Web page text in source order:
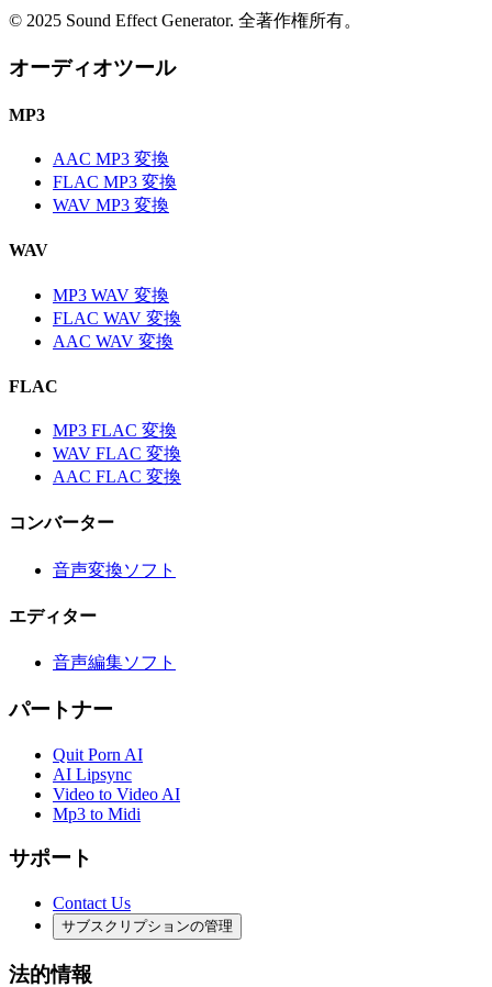
© 2025 Sound Effect Generator. 全著作権所有。
オーディオツール
MP3
AAC MP3 変換
FLAC MP3 変換
WAV MP3 変換
WAV
MP3 WAV 変換
FLAC WAV 変換
AAC WAV 変換
FLAC
MP3 FLAC 変換
WAV FLAC 変換
AAC FLAC 変換
コンバーター
音声変換ソフト
エディター
音声編集ソフト
パートナー
Quit Porn AI
AI Lipsync
Video to Video AI
Mp3 to Midi
サポート
Contact Us
サブスクリプションの管理
法的情報